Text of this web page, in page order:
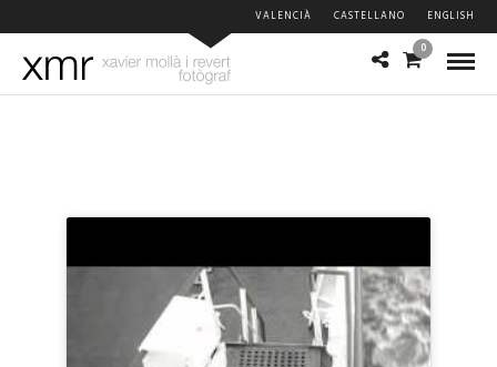
VALENCIÀ CASTELLANO ENGLISH
0